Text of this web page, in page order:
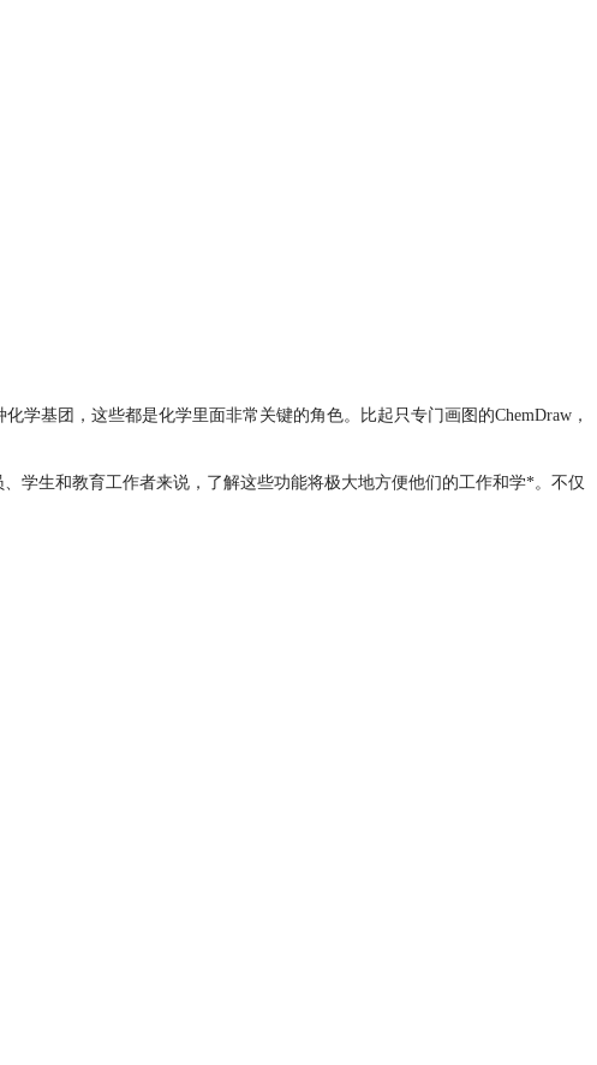
学基团，这些都是化学里面非常关键的角色。比起只专门画图的ChemDraw，
学生和教育工作者来说，了解这些功能将极大地方便他们的工作和学*。不仅